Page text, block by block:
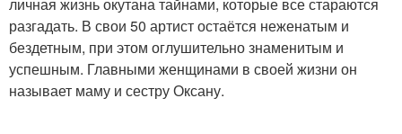
разгадать. В свои 50 артист остаётся неженатым и
бездетным, при этом оглушительно знаменитым и
успешным. Главными женщинами в своей жизни он
называет маму и сестру Оксану.